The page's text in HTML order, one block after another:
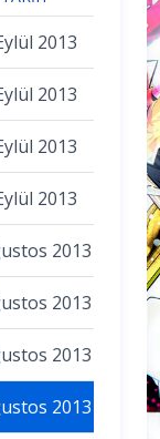
2013
2013
2013
2013
2013
2013
2013
2013